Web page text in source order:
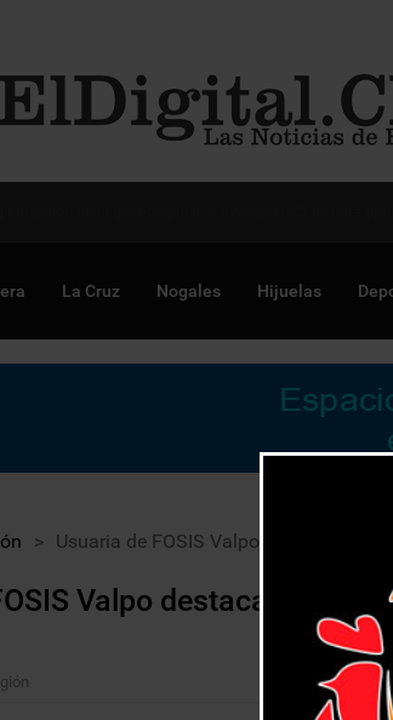
La Cruz Nogales Hijuelas
> Usuaria de FOSIS Valpo destaca en
Valpo destaca en